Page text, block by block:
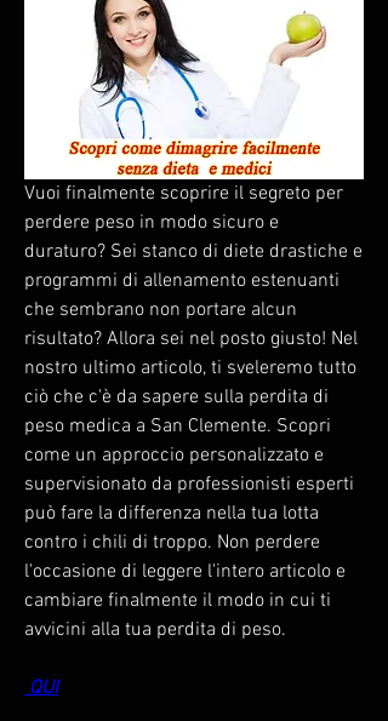
Vuoi finalmente scoprire il segreto per
perdere peso in modo sicuro e
duraturo? Sei stanco di diete drastiche e
programmi di allenamento estenuanti
che sembrano non portare alcun
risultato? Allora sei nel posto giusto! Nel
nostro ultimo articolo, ti sveleremo tutto
ciò che c'è da sapere sulla perdita di
peso medica a San Clemente. Scopri
come un approccio personalizzato e
supervisionato da professionisti esperti
può fare la differenza nella tua lotta
contro i chili di troppo. Non perdere
l'occasione di leggere l'intero articolo e
cambiare finalmente il modo in cui ti
avvicini alla tua perdita di peso.
QUI